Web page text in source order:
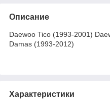
Описание
Daewoo Tico (1993-2001)
Damas (1993-2012)
Характеристики